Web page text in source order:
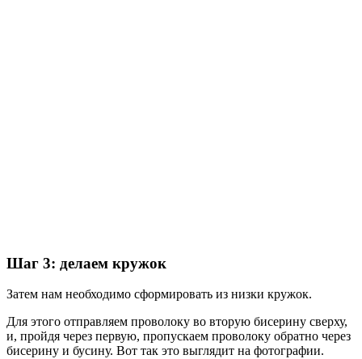
Шаг 3: делаем кружок
Затем нам необходимо сформировать из низки кружок.
Для этого отправляем проволоку во вторую бисерину сверху,
и, пройдя через первую, пропускаем проволоку обратно через
бисерину и бусину. Вот так это выглядит на фотографии.